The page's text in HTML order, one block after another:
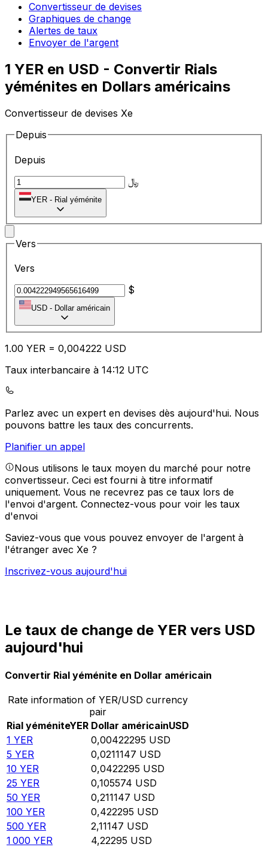
Convertisseur de devises
Graphiques de change
Alertes de taux
Envoyer de l'argent
1 YER en USD - Convertir Rials
yéménites en Dollars américains
Convertisseur de devises Xe
Depuis
Depuis
﷼
YER - Rial yéménite
Vers
Vers
$
USD - Dollar américain
1.00 YER = 0,004222 USD
Taux interbancaire à 14:12 UTC
Parlez avec un expert en devises dès aujourd'hui. Nous
pouvons battre les taux des concurrents.
Planifier un appel
Nous utilisons le taux moyen du marché pour notre
convertisseur. Ceci est fourni à titre informatif
uniquement. Vous ne recevrez pas ce taux lors de
l'envoi d'argent. Connectez-vous pour voir les taux
d'envoi
Saviez-vous que vous pouvez envoyer de l'argent à
l'étranger avec Xe ?
Inscrivez-vous aujourd'hui
Le taux de change de YER vers USD
aujourd'hui
Convertir Rial yéménite en Dollar américain
Rate information of YER/USD currency
pair
Rial yéméniteYER Dollar américainUSD
1 YER 0,00422295 USD
5 YER 0,0211147 USD
10 YER 0,0422295 USD
25 YER 0,105574 USD
50 YER 0,211147 USD
100 YER 0,422295 USD
500 YER 2,11147 USD
1 000 YER 4,22295 USD